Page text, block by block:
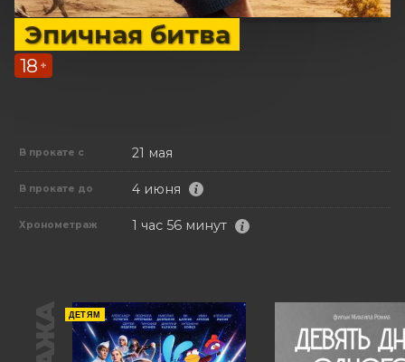
Эпичная битва
18 +
В прокате с 21 мая
В прокате до 4 июня
Хронометраж 1 час 56 минут
ДЕТЯМ